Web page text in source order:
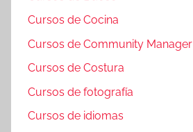
Cursos de Cocina
Cursos de Community Manager
Cursos de Costura
Cursos de fotografía
Cursos de idiomas